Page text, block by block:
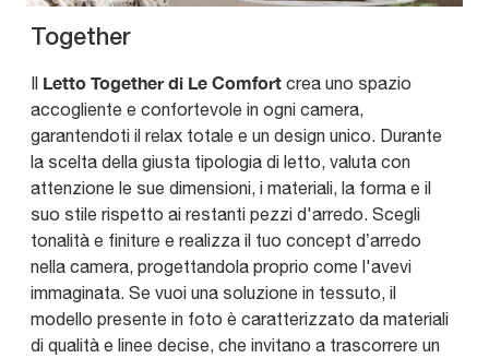
Together
Il Letto Together di Le Comfort crea uno spazio
accogliente e confortevole in ogni camera,
garantendoti il relax totale e un design unico. Durante
la scelta della giusta tipologia di letto, valuta con
attenzione le sue dimensioni, i materiali, la forma e il
suo stile rispetto ai restanti pezzi d'arredo. Scegli
tonalità e finiture e realizza il tuo concept d’arredo
nella camera, progettandola proprio come l'avevi
immaginata. Se vuoi una soluzione in tessuto, il
modello presente in foto è caratterizzato da materiali
di qualità e linee decise, che invitano a trascorrere un